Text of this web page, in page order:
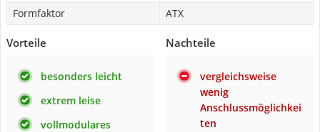
Formfaktor
ATX
Vorteile
besonders leicht
extrem leise
vollmodulares
Nachteile
vergleichsweise
wenig
Anschlussmöglichkei
ten